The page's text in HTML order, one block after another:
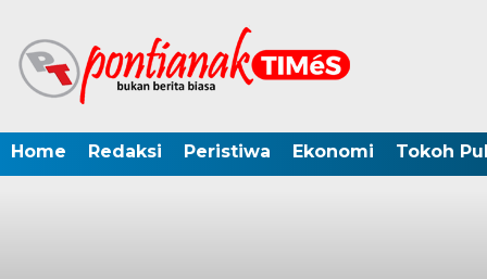
Home Redaksi Peristiwa Ekonomi Tokoh